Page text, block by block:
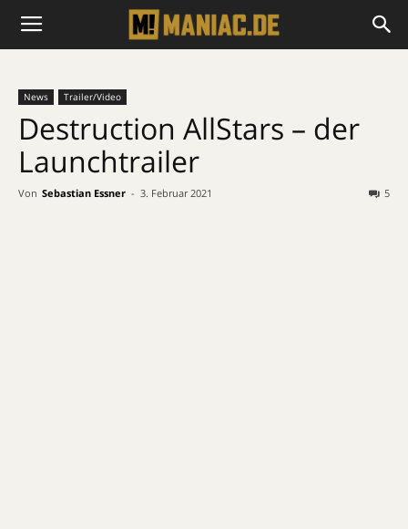
News Trailer/Video
Destruction AllStars – der
Launchtrailer
Von Sebastian Essner - 3. Februar 2021 5